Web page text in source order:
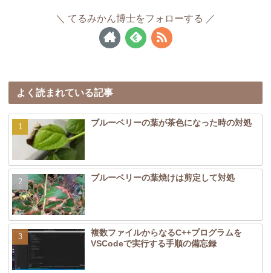
てるみかん博士をフォローする
よく読まれている記事
ブルーベリーの葉が茶色になった時の対処
ブルーベリーの葉焼けは剪定して対処
複数ファイルからなるC++プログラムを
VSCodeで実行する手順の備忘録